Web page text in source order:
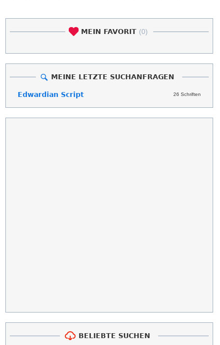
MEIN FAVORIT (0)
MEINE LETZTE SUCHANFRAGEN
26 Schriften
Edwardian Script
BELIEBTE SUCHEN